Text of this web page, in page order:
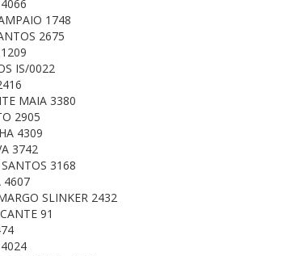
1748
2675
IS/0022
MAIA 3380
2905
4309
3742
3168
4607
SLINKER 2432
91